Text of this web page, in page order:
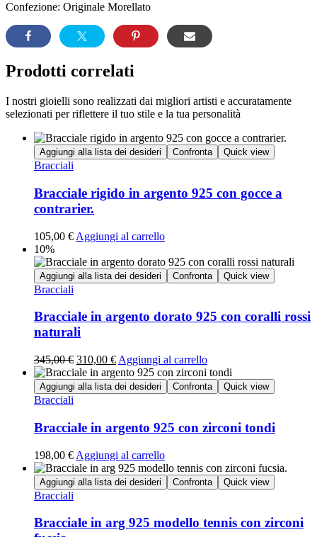
Confezione: Originale Morellato
Prodotti correlati
I nostri gioielli sono realizzati dai migliori artisti e accuratamente
selezionati per riflettere il tuo stile e la tua personalità
Aggiungi alla lista dei desideri Confronta Quick view
Bracciali
Bracciale rigido in argento 925 con gocce a
contrarier.
105,00 € Aggiungi al carrello
10%
Aggiungi alla lista dei desideri Confronta Quick view
Bracciali
Bracciale in argento dorato 925 con coralli rossi
naturali
345,00€ 310,00 € Aggiungi al carrello
Aggiungi alla lista dei desideri Confronta Quick view
Bracciali
Bracciale in argento 925 con zirconi tondi
198,00 € Aggiungi al carrello
Aggiungi alla lista dei desideri Confronta Quick view
Bracciali
Bracciale in arg 925 modello tennis con zirconi